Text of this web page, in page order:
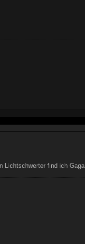
Lichtschwerter find ich Gaga